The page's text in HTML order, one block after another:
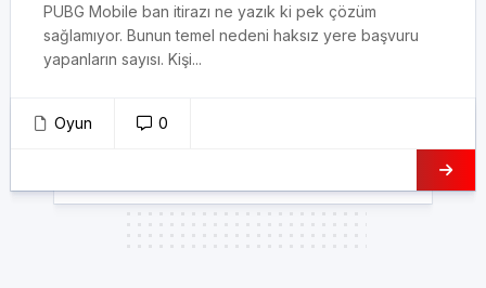
PUBG Mobile ban itirazı ne yazık ki pek çözüm
sağlamıyor. Bunun temel nedeni haksız yere başvuru
yapanların sayısı. Kişi...
Oyun 0